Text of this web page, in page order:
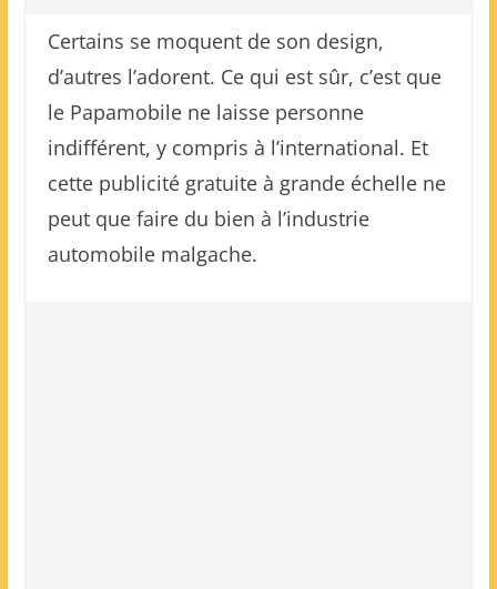
Certains se moquent de son design,
d’autres l’adorent. Ce qui est sûr, c’est que
le Papamobile ne laisse personne
indifférent, y compris à l’international. Et
cette publicité gratuite à grande échelle ne
peut que faire du bien à l’industrie
automobile malgache.